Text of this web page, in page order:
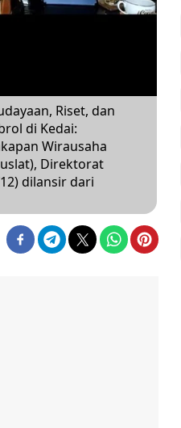
Riset, dan
di Kedai:
Wirausaha
Direktorat
dilansir dari